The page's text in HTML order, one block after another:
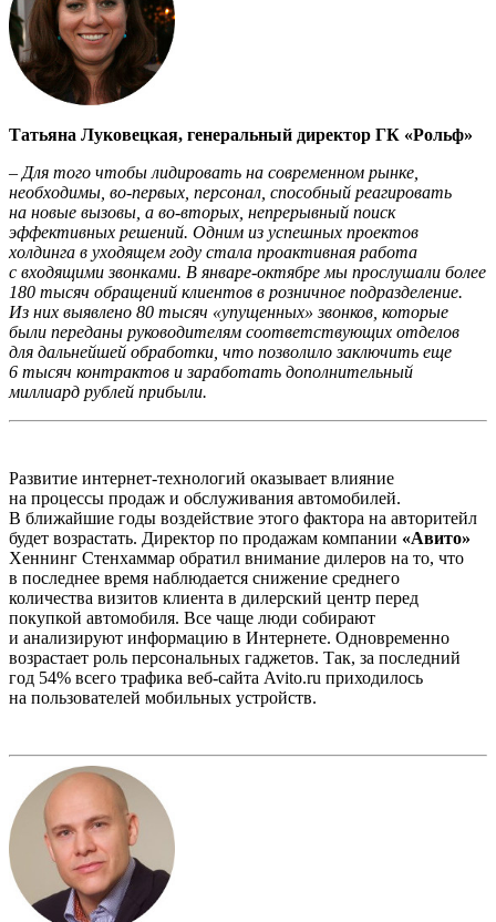
Татьяна Луковецкая, генеральный директор ГК «Рольф»
– Для того чтобы лидировать на современном рынке,
необходимы, во-первых, персонал, способный реагировать
на новые вызовы, а во-вторых, непрерывный поиск
эффективных решений. Одним из успешных проектов
холдинга в уходящем году стала проактивная работа
с входящими звонками. В январе-октябре мы прослушали более
180 тысяч обращений клиентов в розничное подразделение.
Из них выявлено 80 тысяч «упущенных» звонков, которые
были переданы руководителям соответствующих отделов
для дальнейшей обработки, что позволило заключить еще
6 тысяч контрактов и заработать дополнительный
миллиард рублей прибыли.
Развитие интернет-технологий оказывает влияние
на процессы продаж и обслуживания автомобилей.
В ближайшие годы воздействие этого фактора на авторитейл
будет возрастать. Директор по продажам компании «Авито»
Хеннинг Стенхаммар обратил внимание дилеров на то, что
в последнее время наблюдается снижение среднего
количества визитов клиента в дилерский центр перед
покупкой автомобиля. Все чаще люди собирают
и анализируют информацию в Интернете. Одновременно
возрастает роль персональных гаджетов. Так, за последний
год 54% всего трафика веб-сайта Avito.ru приходилось
на пользователей мобильных устройств.